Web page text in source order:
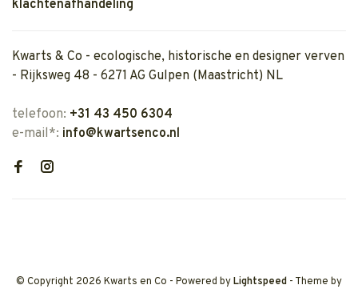
klachtenafhandeling
Kwarts & Co - ecologische, historische en designer verven
- Rijksweg 48 - 6271 AG Gulpen (Maastricht) NL
telefoon: +31 43 450 6304
e-mail*: info@kwartsenco.nl
© Copyright 2026 Kwarts en Co - Powered byLightspeed - Theme by